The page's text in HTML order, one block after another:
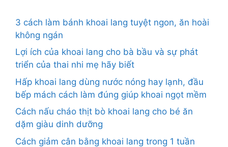
3 cách làm bánh khoai lang tuyệt ngon, ăn hoài
không ngán
Lợi ích của khoai lang cho bà bầu và sự phát
triển của thai nhi mẹ hãy biết
Hấp khoai lang dùng nước nóng hay lạnh, đầu
bếp mách cách làm đúng giúp khoai ngọt mềm
Cách nấu cháo thịt bò khoai lang cho bé ăn
dặm giàu dinh dưỡng
Cách giảm cân bằng khoai lang trong 1 tuần